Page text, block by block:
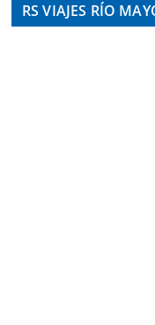
RS VIAJES RÍO